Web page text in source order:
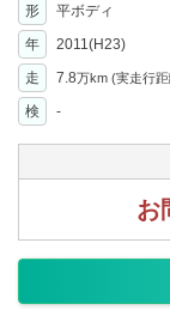
形 平ボディ
年
2011(H23)
走 7.8万km (実走行
検
-
お